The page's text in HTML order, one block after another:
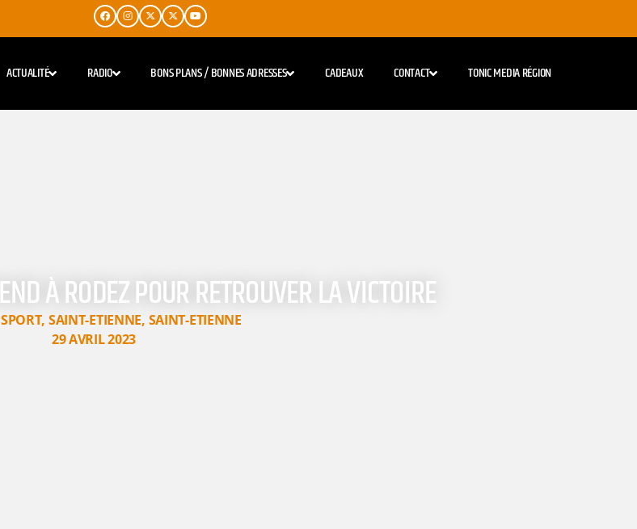
ACTUALITÉ RADIO BONS PLANS / BONNES ADRESSES CADEAUX CONTACT TONIC MEDIA RÉGION
À RODEZ POUR RETROUVER LA VICTOIRE
SPORT, SAINT-ETIENNE, SAINT-ETIENNE
29 AVRIL 2023